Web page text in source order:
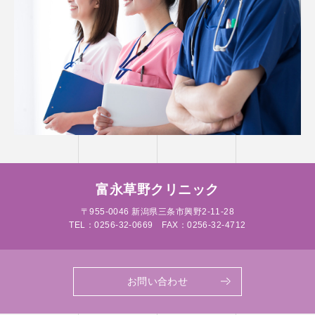
富永草野クリニック
〒955-0046 新潟県三条市興野2-11-28
TEL：0256-32-0669 FAX：0256-32-4712
お問い合わせ